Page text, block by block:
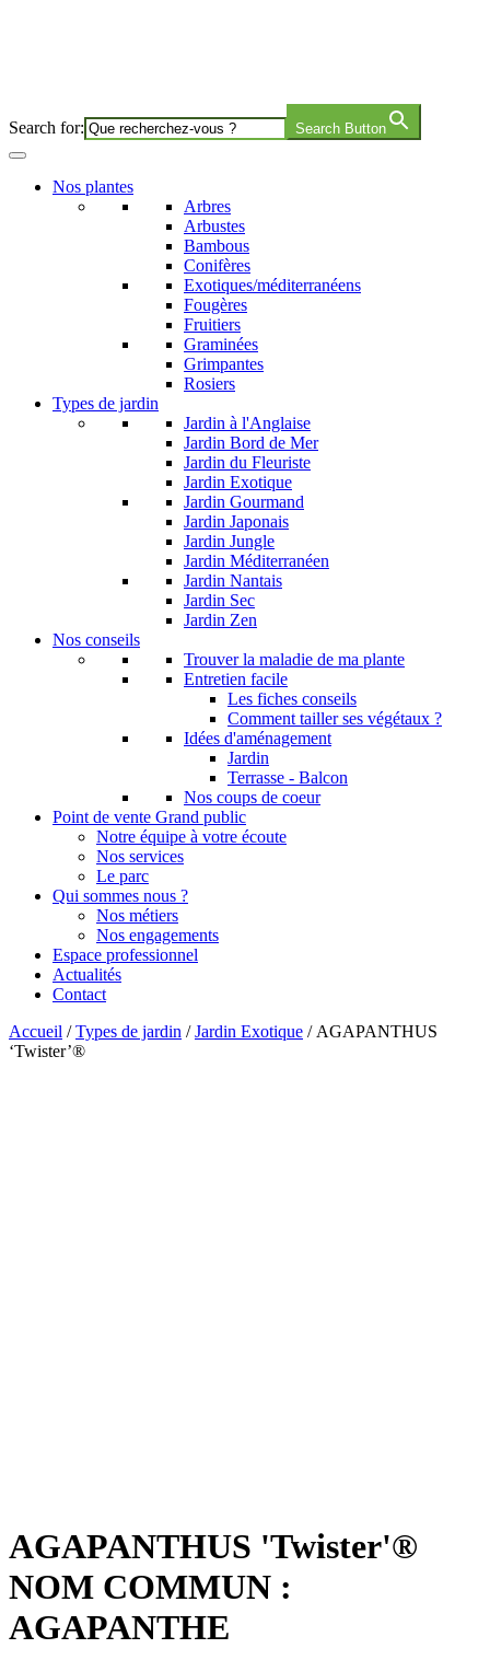
Search for: Search Button
Nos plantes
Arbres
Arbustes
Bambous
Conifères
Exotiques/méditerranéens
Fougères
Fruitiers
Graminées
Grimpantes
Rosiers
Types de jardin
Jardin à l'Anglaise
Jardin Bord de Mer
Jardin du Fleuriste
Jardin Exotique
Jardin Gourmand
Jardin Japonais
Jardin Jungle
Jardin Méditerranéen
Jardin Nantais
Jardin Sec
Jardin Zen
Nos conseils
Trouver la maladie de ma plante
Entretien facile
Les fiches conseils
Comment tailler ses végétaux ?
Idées d'aménagement
Jardin
Terrasse - Balcon
Nos coups de coeur
Point de vente Grand public
Notre équipe à votre écoute
Nos services
Le parc
Qui sommes nous ?
Nos métiers
Nos engagements
Espace professionnel
Actualités
Contact
Accueil /Types de jardin /Jardin Exotique / AGAPANTHUS
‘Twister’®
AGAPANTHUS 'Twister'®
NOM COMMUN :
AGAPANTHE